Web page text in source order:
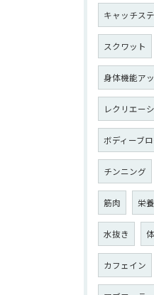
キャッチス
スクワット
身体機能ア
レクリエー
ボディーブ
チンニング
筋肉 栄
水抜き
カフェイン